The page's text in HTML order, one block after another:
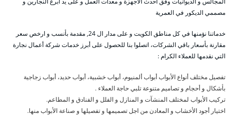
مصممي الديكور في العمرية
خدماتنا نؤمنها في كل مناطق الكويت و على مدار ال 24, مقدمة بأنسب و ارخص سعر
مقارنة بأسعار باقي الشركات، اتصلوا بنا للحصول على أبرز خدمات شركة أعمال نجارة
التي نقدمها للعملاء الكرام :
تفصيل مختلف أنواع الأبواب أبواب ألمنيوم، أبواب خشبية، أبواب حديد، أبواب زجاجية
بأشكال و أحجام و تصاميم متنوعة تلبي حاجة العملاء .
تركيب الأبواب لمختلف المنشآت و المنازل و الفلل و الفنادق و المطاعم.
اختيار أجود الأخشاب و المعادن من اجل تصميمها و تفصيلها و صناعة الأبواب منها.